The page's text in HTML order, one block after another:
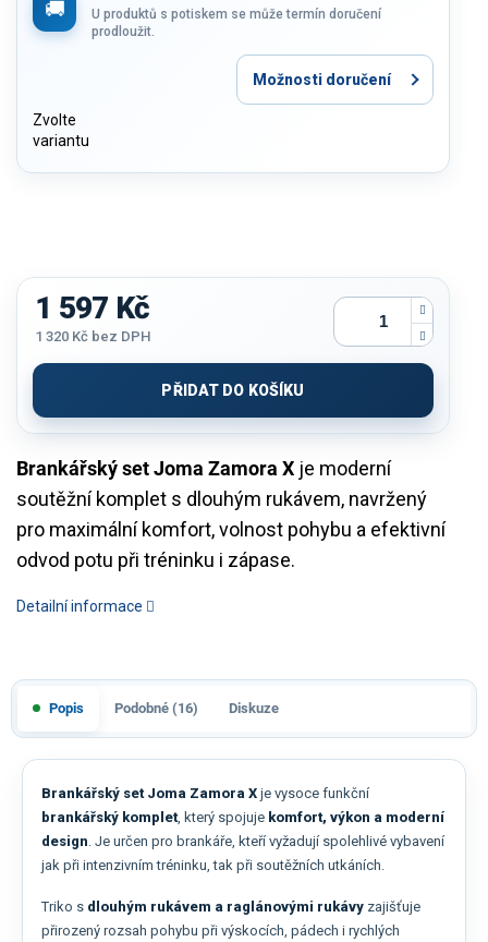
Zvolte
variantu
U produktů s potiskem se může termín doručení
prodloužit.
Možnosti doručení
Brankářský set Joma Zamora X je moderní
soutěžní komplet s dlouhým rukávem, navržený
pro maximální komfort, volnost pohybu a efektivní
odvod potu při tréninku i zápase.
Detailní informace
1 597 Kč
1 320 Kč bez DPH
cena:
PŘIDAT DO KOŠÍKU
Popis Podobné (16) Diskuze
Brankářský set Joma Zamora X je vysoce funkční
brankářský komplet, který spojuje komfort, výkon a moderní
design . Je určen pro brankáře, kteří vyžadují spolehlivé vybavení
jak při intenzivním tréninku, tak při soutěžních utkáních.
Triko s dlouhým rukávem a raglánovými rukávy zajišťuje
přirozený rozsah pohybu při výskocích, pádech i rychlých